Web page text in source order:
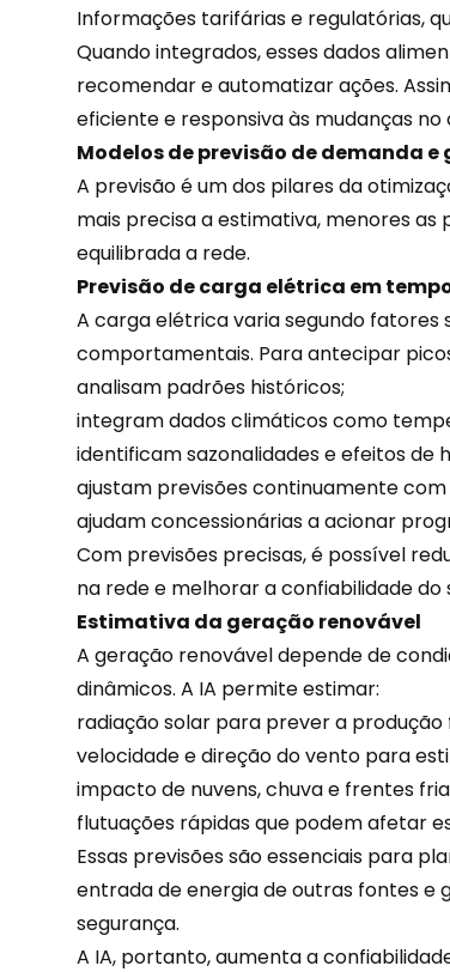
Informações tarifárias e regulatórias,
Quando integrados, esses dados
recomendare automatizar ações.
eficiente e responsiva às mudanças no
Modelos de previsão de demanda
A previsão é um dos pilares da
mais precisa a estimativa, menores
equilibrada a rede.
Previsão de carga elétrica em
A carga elétrica varia segundo fatores
comportamentais. Para antecipar
analisam padrões históricos;
integram dados climáticos como
identificam sazonalidades e efeitos de
ajustam previsõescontinuamente com
ajudam concessionárias a acionar
Com previsões precisas, é possível
na rede e melhorar a confiabilidade do
Estimativa da geração renovável
A geração renovável depende de
dinâmicos. A IA permite estimar:
radiação solar para prever a
velocidade e direção do vento para
impacto de nuvens, chuva e frentes
flutuações rápidas que podem afetar
Essas previsões são essenciais para
entrada de energia de outras fontes e
segurança.
A IA, portanto, aumenta a